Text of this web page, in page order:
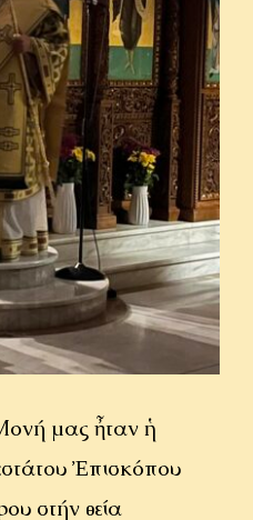
ΟΜΙΛΙΕΣ
ΙΕΡΑΠΟΣΤΟΛΗ
ΕΠΙΚΟΙΝΩΝΙΑ
Μονή μας ἦταν ἡ
Ἐπισκόπου
στήν θεία